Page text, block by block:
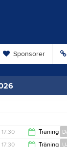
Sponsorer
17:30 Träning
17:30 Träning